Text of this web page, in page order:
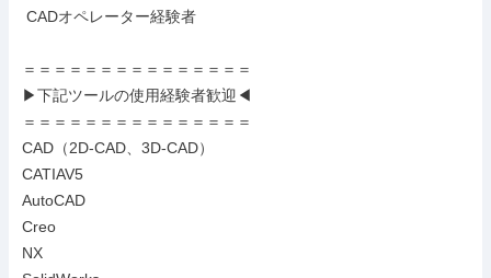
＝＝＝＝＝＝＝＝＝＝＝＝＝＝＝
▶下記ツールの使用経験者歓迎◀
＝＝＝＝＝＝＝＝＝＝＝＝＝＝＝
CAD（2D-CAD、3D-CAD）
CATIAV5
AutoCAD
Creo
NX